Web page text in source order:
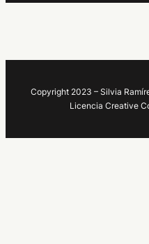
Copyright 2023 – Silvia
Licencia Creative